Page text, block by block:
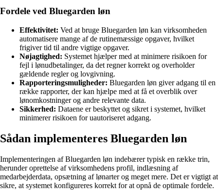
Fordele ved Bluegarden løn
Effektivitet: Ved at bruge Bluegarden løn kan virksomheden
automatisere mange af de rutinemæssige opgaver, hvilket
frigiver tid til andre vigtige opgaver.
Nøjagtighed: Systemet hjælper med at minimere risikoen for
fejl i lønudbetalinger, da det regner korrekt og overholder
gældende regler og lovgivning.
Rapporteringsmuligheder: Bluegarden løn giver adgang til en
række rapporter, der kan hjælpe med at få et overblik over
lønomkostninger og andre relevante data.
Sikkerhed: Dataene er beskyttet og sikret i systemet, hvilket
minimerer risikoen for uautoriseret adgang.
Sådan implementeres Bluegarden løn
Implementeringen af Bluegarden løn indebærer typisk en række trin,
herunder oprettelse af virksomhedens profil, indlæsning af
medarbejderdata, opsætning af lønarter og meget mere. Det er vigtigt at
sikre, at systemet konfigureres korrekt for at opnå de optimale fordele.